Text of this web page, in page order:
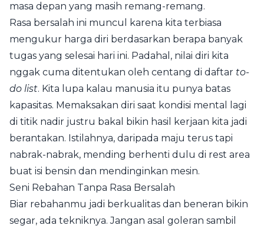
masa depan yang masih remang-remang.
Rasa bersalah ini muncul karena kita terbiasa
mengukur harga diri berdasarkan berapa banyak
tugas yang selesai hari ini. Padahal, nilai diri kita
nggak cuma ditentukan oleh centang di daftar to-
do list. Kita lupa kalau manusia itu punya batas
kapasitas. Memaksakan diri saat kondisi mental lagi
di titik nadir justru bakal bikin hasil kerjaan kita jadi
berantakan. Istilahnya, daripada maju terus tapi
nabrak-nabrak, mending berhenti dulu di rest area
buat isi bensin dan mendinginkan mesin.
Seni Rebahan Tanpa Rasa Bersalah
Biar rebahanmu jadi berkualitas dan beneran bikin
segar, ada tekniknya. Jangan asal goleran sambil